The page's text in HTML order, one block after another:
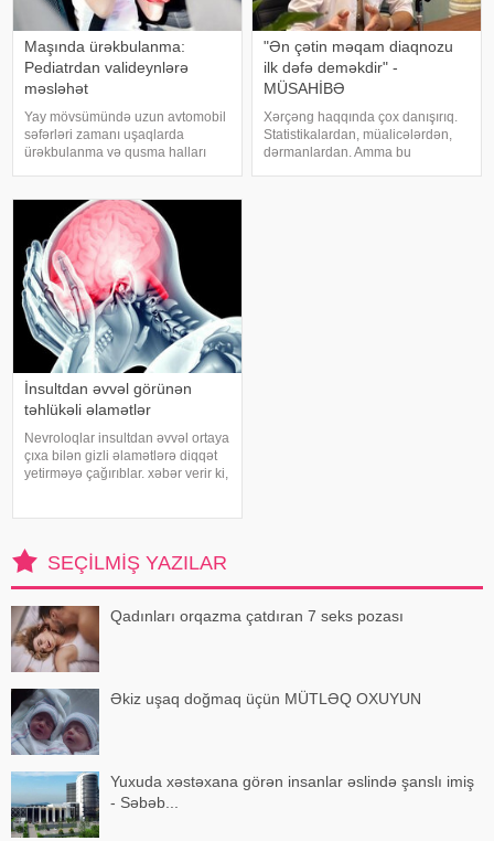
Maşında ürəkbulanma:
Pediatrdan valideynlərə
məsləhət
Yay mövsümündə uzun avtomobil
səfərləri zamanı uşaqlarda
ürəkbulanma və qusma halları
beynin gözlərdən və bədənin
hərəkətindən gələn siqnallar
arasındakı uyğunsuzluqda
"Ən çətin məqam diaqnozu
ilk dəfə deməkdir" -
MÜSAHİBƏ
Xərçəng haqqında çox danışırıq.
Statistikalardan, müalicələrdən,
dərmanlardan. Amma bu
İnsultdan əvvəl görünən
təhlükəli əlamətlər
Nevroloqlar insultdan əvvəl ortaya
çıxa bilən gizli əlamətlərə diqqət
yetirməyə çağırıblar. xəbər verir ki,
SEÇILMIŞ YAZILAR
Qadınları orqazma çatdıran 7 seks pozası
Əkiz uşaq doğmaq üçün MÜTLƏQ OXUYUN
Yuxuda xəstəxana görən insanlar əslində şanslı imiş
- Səbəb...